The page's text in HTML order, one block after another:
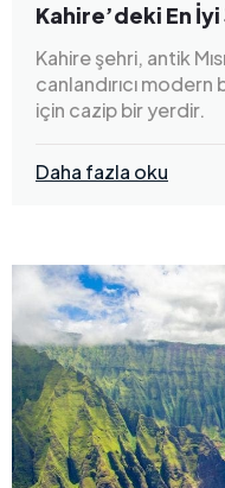
Kahire’deki En
Kahire şehri, antik
canlandırıcı
için cazip bir yerdir.
Daha fazla oku